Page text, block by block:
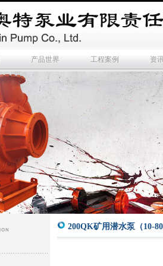
产品世界 工程案例 资
200QK矿用潜水泵（10-